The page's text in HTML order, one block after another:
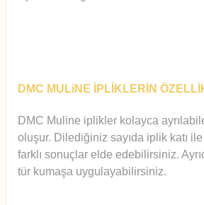
DMC MULiNE İPLİKLERİN
DMC Muline iplikler kolayca
oluşur. Dilediğiniz sayıda iplik katı
farklı sonuçlar elde edebilirsiniz.
tür kumaşa uygulayabilirsiniz.